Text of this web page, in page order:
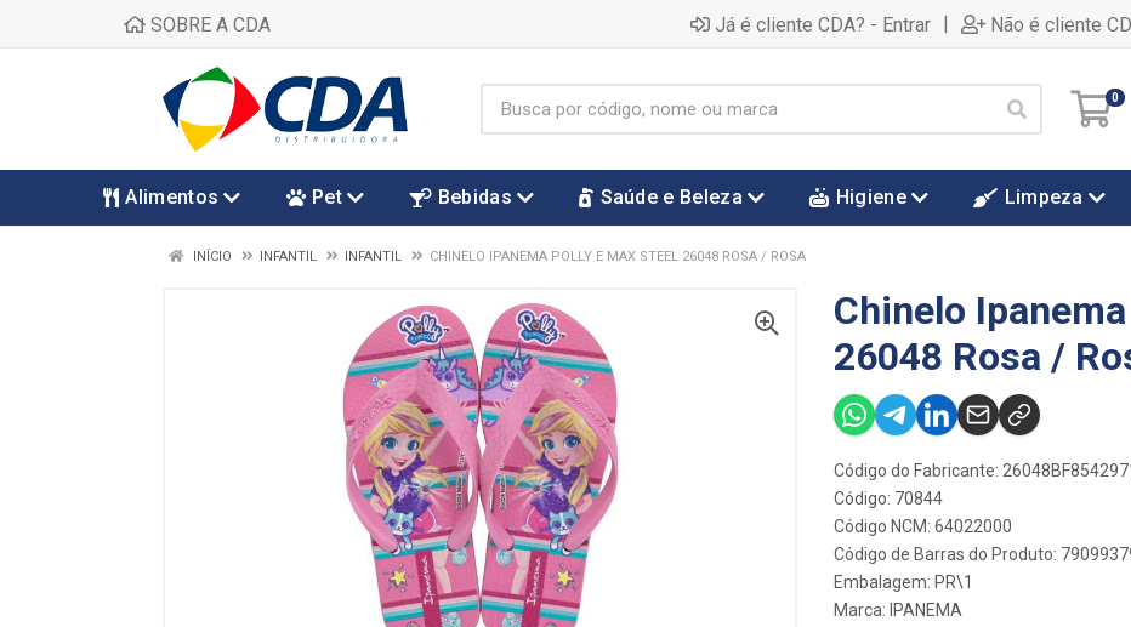
SOBRE A CDA Já é cliente CDA? - Entrar | Não é cliente
0
Alimentos Pet Bebidas Saúde e Beleza Higiene Limpeza
INÍCIO INFANTIL INFANTIL CHINELO IPANEMA POLLY E MAX STEEL 26048 ROSA / ROSA
Chinelo
26048 Rosa /
Código do Fabricante:
Código: 70844
Código NCM: 64022000
Código de Barras do Produto:
Embalagem: PR\1
Marca: IPANEMA